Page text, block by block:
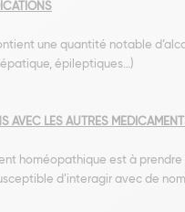
une quantité notable
épileptiques…)
AVEC LES AUTRES
homéopathique est à
d’interagir avec de